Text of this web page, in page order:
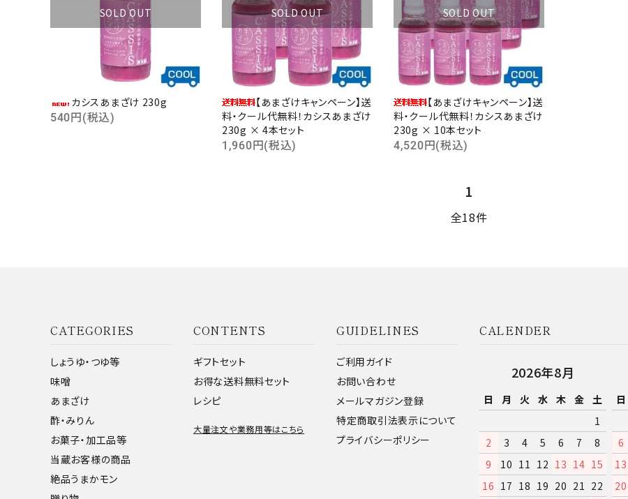
SOLD OUT
カシスあまざけ 230g
540円(税込)
SOLD OUT
【あまざけキャンペーン】送
料・クール代無料！カシスあまざけ
230g × 4本セット
1,960円(税込)
SOLD OUT
【あまざけキャンペーン】送
料・クール代無料！カシスあまざけ
230g × 10本セット
4,520円(税込)
1
全18件
CATEGORIES
しょうゆ・つゆ等
味噌
あまざけ
酢・みりん
お菓子・加工品等
当蔵お客様の商品
絶品うまかモン
CONTENTS
ギフトセット
お得な送料無料セット
レシピ
大量注文や業務用等はこちら
GUIDELINES
ご利用ガイド
お問い合わせ
メールマガジン登録
特定商取引法表示について
プライバシーポリシー
CALENDER
2026年8月
日 月 火 水 木 金 土
1
2
3 4 5 6 7
8
9
10 11 12 13 14 15
16 17 18 19 20 21 22
日
6
13
20